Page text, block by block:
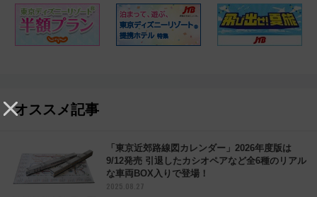
オススメ記事
「東京近郊路線図カレンダー」2026年度版は
9/12発売 引退したカシオペアなど全6種のリアル
な車両BOX入りで登場！
2025.08.27